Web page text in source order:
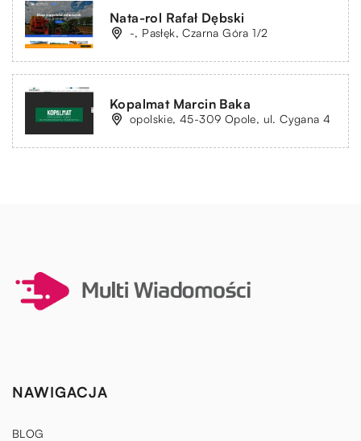
Nata-rol Rafał Dębski
-, Pasłęk, Czarna Góra 1/2
Kopalmat Marcin Baka
opolskie, 45-309 Opole, ul. Cygana 4
NAWIGACJA
BLOG